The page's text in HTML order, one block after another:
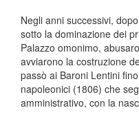
Negli anni successivi,
sotto la dominazione dei
Palazzo omonimo,
avviarono la costruzione
passò ai Baroni Lentini
napoleonici (1806) che
amministrativo, con la